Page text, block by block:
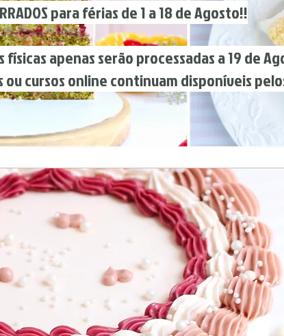
para férias de 1 a 18 de Agosto!!
serão processadas a 19 de
cursos online continuam disponíveis